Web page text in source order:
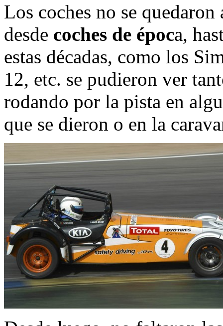
Los coches no se
desde coches de época,
estas décadas, como los
12, etc. se pudieron ver
rodando por la pista en
que se dieron o en la